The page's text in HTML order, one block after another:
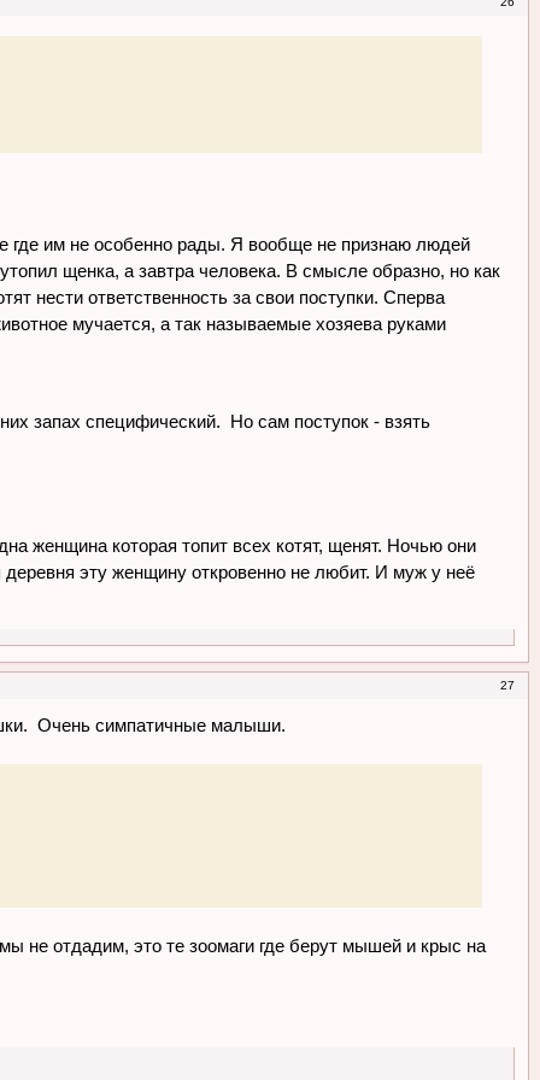
где им не особенно рады. Я вообще не признаю людей
щенка, а завтра человека. В смысле образно, но как
нести ответственность за свои поступки. Сперва
мучается, а так называемые хозяева руками
запах специфический. Но сам поступок - взять
женщина которая топит всех котят, щенят. Ночью они
эту женщину откровенно не любит. И муж у неё
27
Очень симпатичные малыши.
не отдадим, это те зоомаги где берут мышей и крыс на